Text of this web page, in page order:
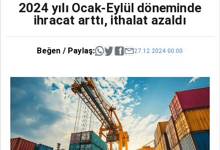
2024 yılı Ocak-Eylül döneminde
ihracat arttı, ithalat azaldı
Beğen / Paylaş: 27.12.2024 00:00